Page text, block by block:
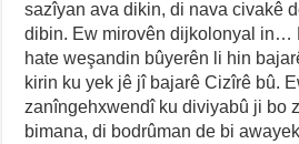
sazîyan ava dikin, di nava civakê
dibin. Ew mirovên dijkolonyal in…
hate weşandin bûyerên li hin
kirin ku yek jê jî bajarê Cizîrê bû.
zanîngehxwendî ku diviyabû ji bo
bimana, di bodrûman de bi